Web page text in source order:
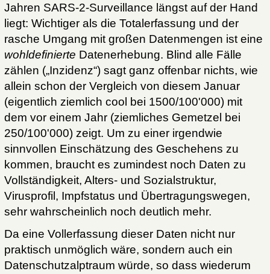
Jahren SARS-2-Surveillance längst auf der Hand
liegt: Wichtiger als die Totalerfassung und der
rasche Umgang mit großen Datenmengen ist eine
wohldefinierte Datenerhebung. Blind alle Fälle
zählen („Inzidenz“) sagt ganz offenbar nichts, wie
allein schon der Vergleich von diesem Januar
(eigentlich ziemlich cool bei 1500/100'000) mit
dem vor einem Jahr (ziemliches Gemetzel bei
250/100'000) zeigt. Um zu einer irgendwie
sinnvollen Einschätzung des Geschehens zu
kommen, braucht es zumindest noch Daten zu
Vollständigkeit, Alters- und Sozialstruktur,
Virusprofil, Impfstatus und Übertragungswegen,
sehr wahrscheinlich noch deutlich mehr.
Da eine Vollerfassung dieser Daten nicht nur
praktisch unmöglich wäre, sondern auch ein
Datenschutzalptraum würde, so dass wiederum